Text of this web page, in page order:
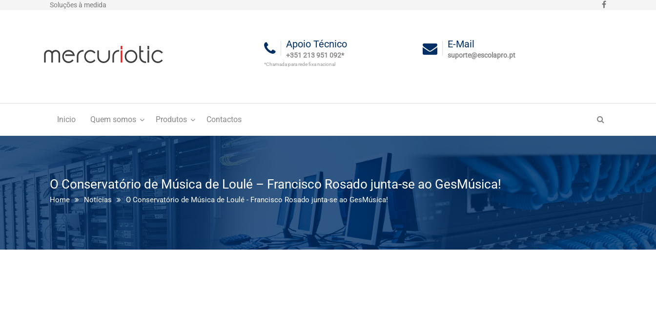
Soluções à medida
Apoio Técnico
+351 213 951 092*
*Chamada para rede fixa nacional
E-Mail
suporte@escolapro.pt
Inicio Quem somos Produtos Contactos
O Conservatório de Música de Loulé – Francisco Rosado junta-se ao GesMúsica!
Home Notícias O Conservatório de Música de Loulé - Francisco Rosado junta-se ao GesMúsica!